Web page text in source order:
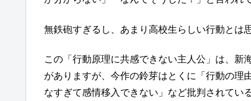
無鉄砲すぎるし、あまり高校生らしい行動とは
この「行動原理に共感できない主人公」は、新
がありますが、今作の鈴芽はとくに「行動の理
なすぎて感情移入できない」など批判されてい